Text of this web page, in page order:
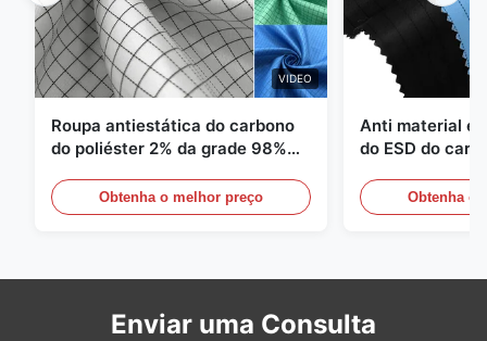
VIDEO
Roupa antiestática do carbono
do poliéster 2% da grade 98%
Obtenha o melhor preço
Anti material
do ESD do
Obtenha o
Enviar uma Consulta